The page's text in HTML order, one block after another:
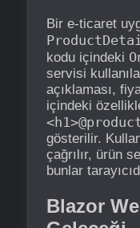
Bir e-ticaret
kodu içindeki
servisi
açıklaması,
içindeki
gösterilir.
çağrılır, ürün
bunlar
Blazor